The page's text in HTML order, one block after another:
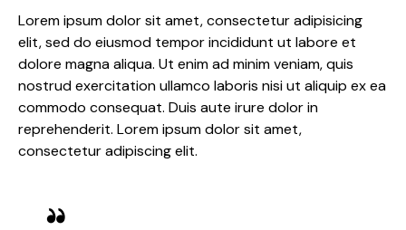
Lorem ipsum dolor sit amet, consectetur adipisicing
elit, sed do eiusmod tempor incididunt ut labore et
dolore magna aliqua. Ut enim ad minim veniam, quis
nostrud exercitation ullamco laboris nisi ut aliquip ex ea
commodo consequat. Duis aute irure dolor in
reprehenderit. Lorem ipsum dolor sit amet,
consectetur adipiscing elit.